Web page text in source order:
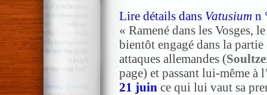
Lire détails dans Vatusium n
« Ramené dans les Vosges,
bientôt engagé dans la
attaques allemandes (
page) et passant lui-même à
21 juin ce qui lui vaut sa